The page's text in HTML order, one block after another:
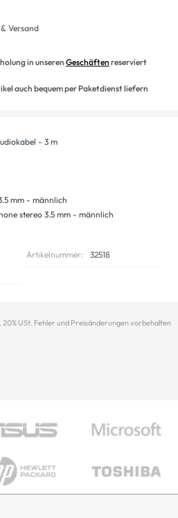
Versand
in unserenGeschäften reserviert
auch bequem per Paketdienst liefern
- 3 m
mm - männlich
stereo 3.5 mm - männlich
Artikelnummer: 32518
20% USt. Fehler und Preisänderungen vorbehalten